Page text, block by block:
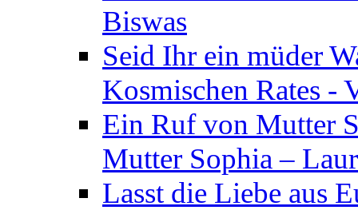
Biswas
Seid Ihr ein müder
Kosmischen Rates -
Ein Ruf von Mutter
Mutter Sophia –
Lasst die Liebe aus